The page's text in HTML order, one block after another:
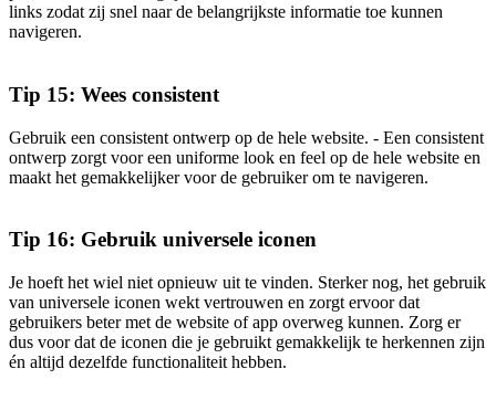
links zodat zij snel naar de belangrijkste informatie toe kunnen
navigeren.
Tip 15: Wees consistent
Gebruik een consistent ontwerp op de hele website. - Een consistent
ontwerp zorgt voor een uniforme look en feel op de hele website en
maakt het gemakkelijker voor de gebruiker om te navigeren.
Tip 16: Gebruik universele iconen
Je hoeft het wiel niet opnieuw uit te vinden. Sterker nog, het gebruik
van universele iconen wekt vertrouwen en zorgt ervoor dat
gebruikers beter met de website of app overweg kunnen. Zorg er
dus voor dat de iconen die je gebruikt gemakkelijk te herkennen zijn
én altijd dezelfde functionaliteit hebben.